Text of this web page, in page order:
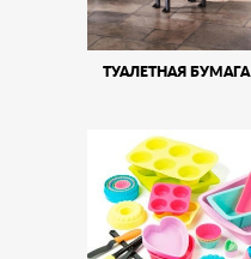
ТУАЛЕТНАЯ БУМАГА